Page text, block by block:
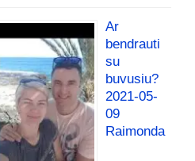
Ar
bendrauti
su
buvusiu?
2021-05-
09
Raimonda